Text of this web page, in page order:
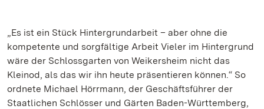
„Es ist ein Stück Hintergrundarbeit – aber ohne die
kompetente und sorgfältige Arbeit Vieler im Hintergrund
wäre der Schlossgarten von Weikersheim nicht das
Kleinod, als das wir ihn heute präsentieren können.“ So
ordnete Michael Hörrmann, der Geschäftsführer der
Staatlichen Schlösser und Gärten Baden-Württemberg,